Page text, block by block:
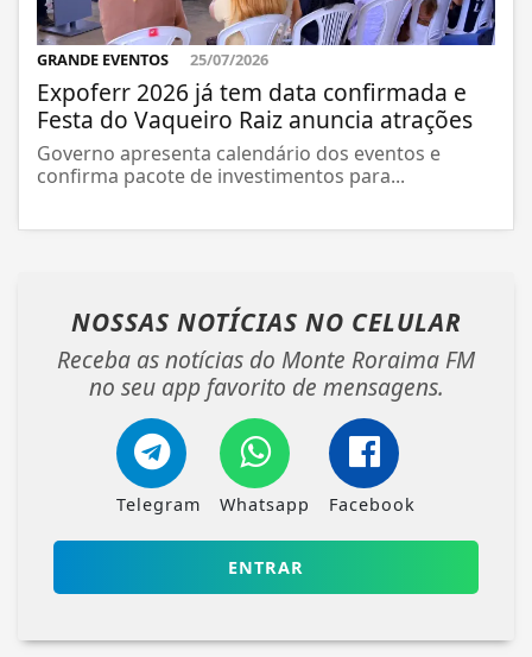
GRANDE EVENTOS 25/07/2026
Expoferr 2026 já tem data confirmada e
Festa do Vaqueiro Raiz anuncia atrações
Governo apresenta calendário dos eventos e
confirma pacote de investimentos para...
NOSSAS NOTÍCIAS NO CELULAR
Receba as notícias do Monte Roraima FM
no seu app favorito de mensagens.
Telegram Whatsapp Facebook
ENTRAR